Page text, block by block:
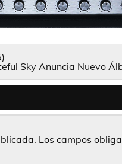
Sky Anuncia Nuevo
Los campos